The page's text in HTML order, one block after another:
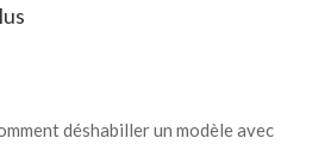
déshabiller un modèle avec